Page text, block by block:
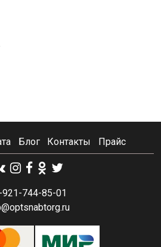
Блог Контакты Прайс
921-744-85-01